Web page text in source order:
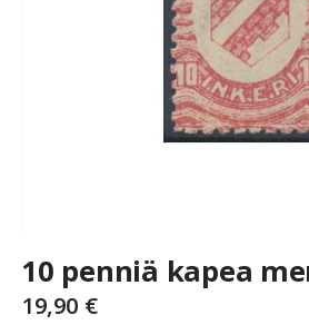
to
beginning
10 penniä kapea
19,90 €